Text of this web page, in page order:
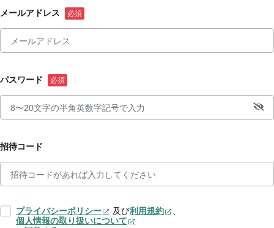
メールアドレス
パスワード
招待コード
プライバシーポリシー 及び利用規約
、
個人情報の取り扱いについて